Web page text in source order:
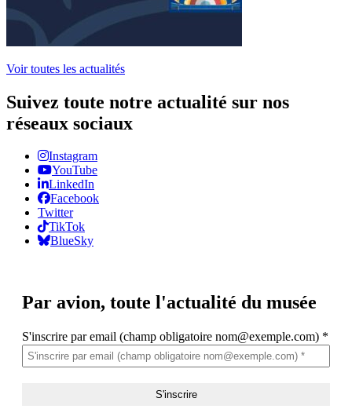
Voir toutes les actualités
Suivez toute notre actualité sur nos
réseaux sociaux
Instagram
YouTube
LinkedIn
Facebook
Twitter
TikTok
BlueSky
Par avion, toute l'actualité du musée
S'inscrire par email (champ obligatoire nom@exemple.com) *